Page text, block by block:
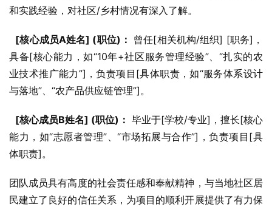
和实践经验，对社区/乡村情况有深入了解。
[核心成员A姓名] (职位)： 曾任[相关机构/组织] [职务]，
具备[核心能力，如“10年+社区服务管理经验”、“扎实的农
业技术推广能力”]，负责项目[具体职责，如“服务体系设计
与落地”、“农产品供应链管理”]。
[核心成员B姓名] (职位)： 毕业于[学校/专业]，擅长[核心
能力，如“志愿者管理”、“市场拓展与合作”]，负责项目[具
体职责]。
团队成员具有高度的社会责任感和奉献精神，与当地社区居
民建立了良好的信任关系，为项目的顺利开展提供了有力保